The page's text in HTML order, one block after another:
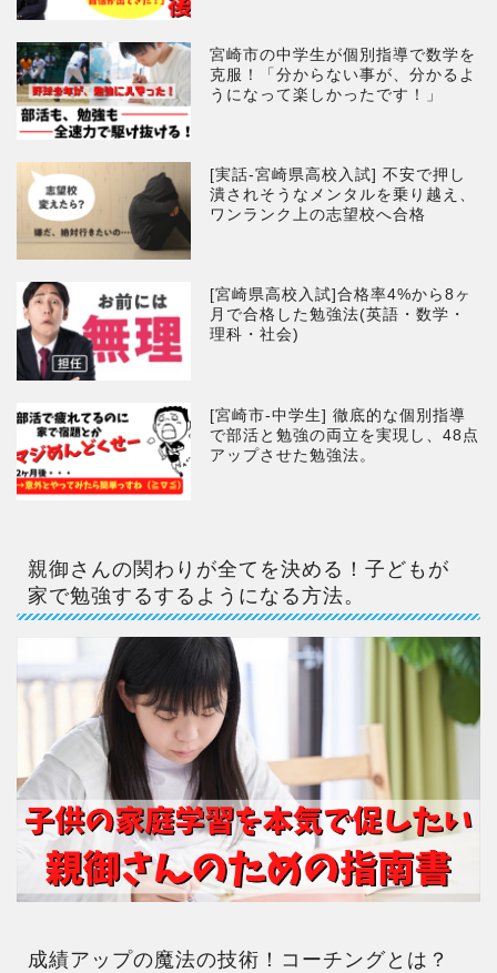
宮崎市の中学生が個別指導で数学を
克服！「分からない事が、分かるよ
うになって楽しかったです！」
[実話-宮崎県高校入試] 不安で押し
潰されそうなメンタルを乗り越え、
ワンランク上の志望校へ合格
[宮崎県高校入試]合格率4%から8ヶ
月で合格した勉強法(英語・数学・
理科・社会)
[宮崎市-中学生] 徹底的な個別指導
で部活と勉強の両立を実現し、48点
アップさせた勉強法。
親御さんの関わりが全てを決める！子どもが
家で勉強するするようになる方法。
成績アップの魔法の技術！コーチングとは？